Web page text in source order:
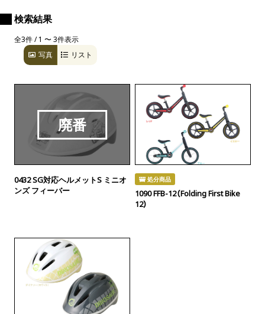
検索結果
全3件 / 1 〜 3件表示
写真
リスト
廃番
0432 SG対応ヘルメットS ミニオ
ンズ フィーバー
処分商品
1090 FFB-12（Folding First Bike
12）